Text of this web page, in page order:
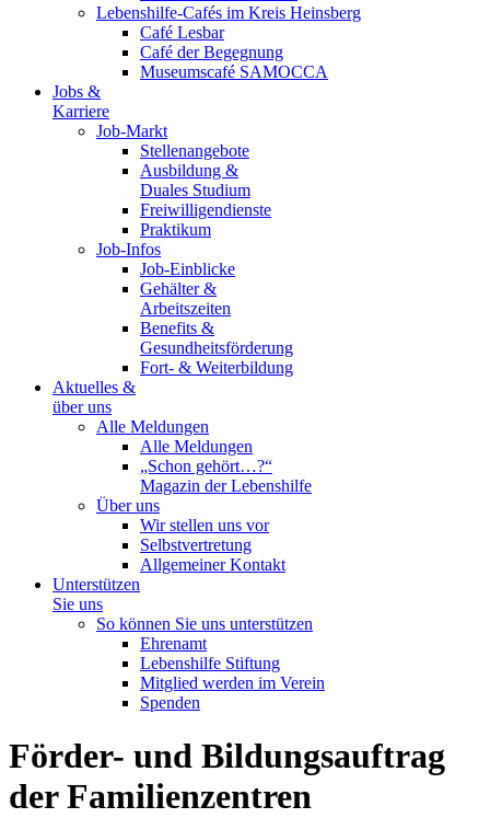
Lebenshilfe-Cafés im Kreis Heinsberg
Café Lesbar
Café der Begegnung
Museumscafé SAMOCCA
Jobs &
Karriere
Job-Markt
Stellenangebote
Ausbildung &
Duales Studium
Freiwilligendienste
Praktikum
Job-Infos
Job-Einblicke
Gehälter &
Arbeitszeiten
Benefits &
Gesundheitsförderung
Fort- & Weiterbildung
Aktuelles &
über uns
Alle Meldungen
Alle Meldungen
„Schon gehört…?“
Magazin der Lebenshilfe
Über uns
Wir stellen uns vor
Selbstvertretung
Allgemeiner Kontakt
Unterstützen
Sie uns
So können Sie uns unterstützen
Ehrenamt
Lebenshilfe Stiftung
Mitglied werden im Verein
Spenden
Förder- und Bildungsauftrag
der Familienzentren